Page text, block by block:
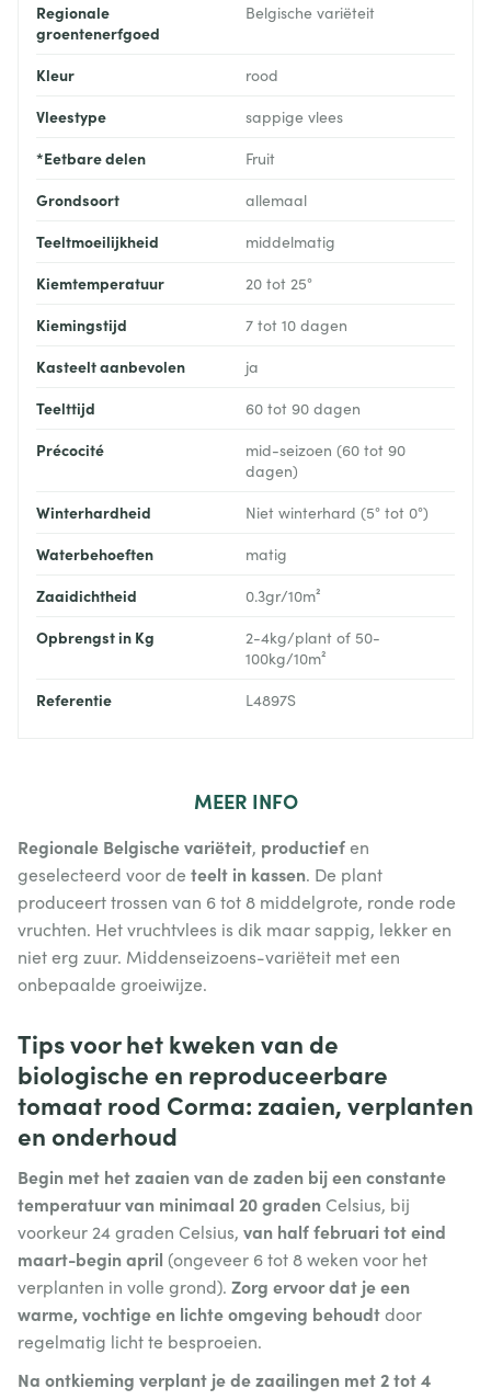
Regionale
groentenerfgoed
Belgische variëteit
Kleur rood
Vleestype sappige vlees
*Eetbare delen Fruit
Grondsoort allemaal
Teeltmoeilijkheid middelmatig
Kiemtemperatuur 20 tot 25°
Kiemingstijd 7 tot 10 dagen
Kasteelt aanbevolen ja
Teelttijd 60 tot 90 dagen
Précocité
mid-seizoen (60 tot 90
dagen)
Winterhardheid Niet winterhard (5° tot 0°)
Waterbehoeften matig
Zaaidichtheid 0.3gr/10m²
Opbrengst in Kg
2-4kg/plant of 50-
100kg/10m²
Referentie L4897S
MEER INFO
Regionale Belgische variëteit, productiefen
geselecteerd voor de teelt in kassen. De plant
produceert trossen van 6 tot 8 middelgrote, ronde rode
vruchten. Het vruchtvlees is dik maar sappig, lekker en
niet erg zuur. Middenseizoens-variëteit met een
onbepaalde groeiwijze.
Tips voor het kweken van de
biologische en reproduceerbare
tomaat rood Corma: zaaien, verplanten
en onderhoud
Begin met het zaaien van de zaden bij een constante
temperatuur van minimaal 20 gradenCelsius, bij
voorkeur 24 graden Celsius, van half februari tot eind
maart-begin april (ongeveer 6 tot 8 weken voor het
verplanten in volle grond). Zorg ervoor dat je een
warme, vochtige en lichte omgeving behoudtdoor
regelmatig licht te besproeien.
Na ontkieming verplant je de zaailingen met 2 tot 4